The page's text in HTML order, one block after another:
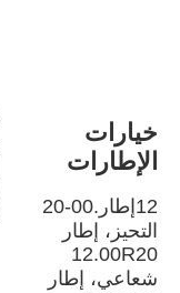
الإطارات